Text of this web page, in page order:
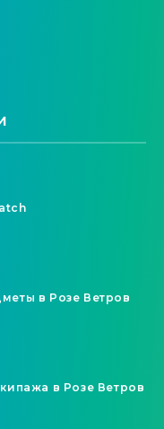
в Розе Ветров
в Розе Ветров